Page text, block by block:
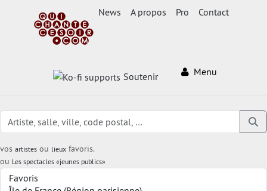
News A propos Pro Contact
Soutenir Menu
vos artistes ou lieux favoris.
ou Les spectacles «jeunes publics»